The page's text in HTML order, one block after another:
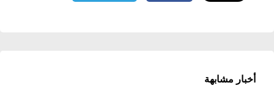
أخبار مشابهة